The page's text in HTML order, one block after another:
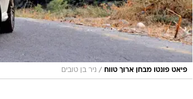
פיאט פונטו מבחן ארוך טווח / ניר בן טובים